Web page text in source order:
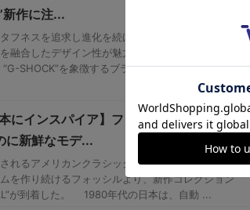
新作に注...
フネスを追求し進化を続ける“G-SHOCK”から、メタ
融合したデザイン性が魅力の“G-STEEL”の新作を発
SHOCK”を象徴するブラックを ...
にインスパイア】フォッシルから、ど
に新鮮なモデ...
れるアメリカンクラシックなデザインのもと、遊び
を作り続けるフォッシルより、新作コレクション
が到着した。 1980年代の日本は、自動 ...